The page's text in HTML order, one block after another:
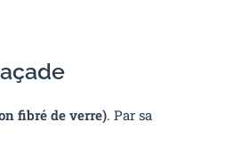
fibré de verre). Par sa